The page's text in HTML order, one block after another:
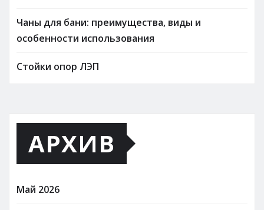
Чаны для бани: преимущества, виды и
особенности использования
Стойки опор ЛЭП
АРХИВ
Май 2026